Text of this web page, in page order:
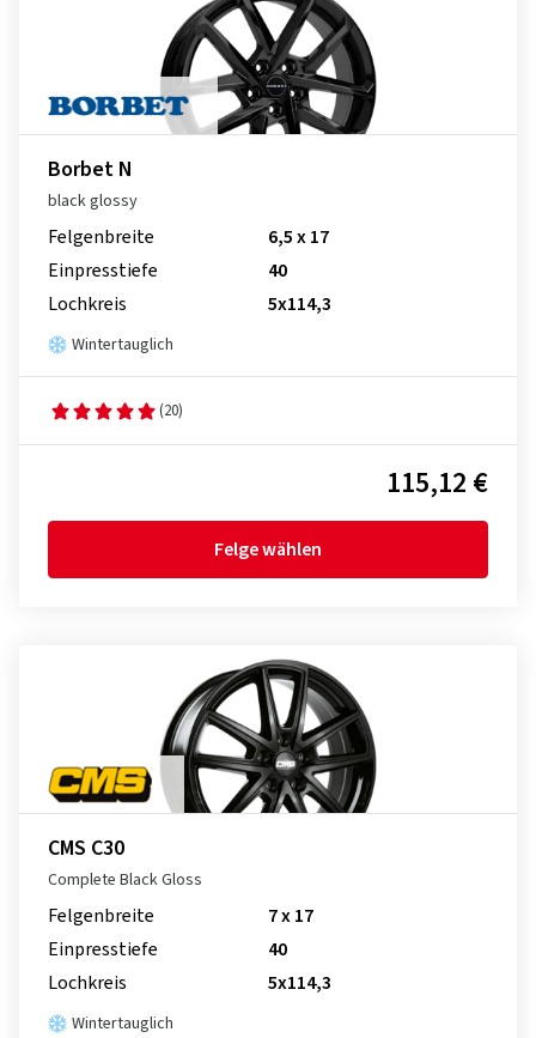
Borbet N
black glossy
Felgenbreite
6,5 x 17
Einpresstiefe
40
Lochkreis
5x114,3
Wintertauglich
(20)
115,12 €
Felge wählen
CMS C30
Complete Black Gloss
Felgenbreite
7 x 17
Einpresstiefe
40
Lochkreis
5x114,3
Wintertauglich